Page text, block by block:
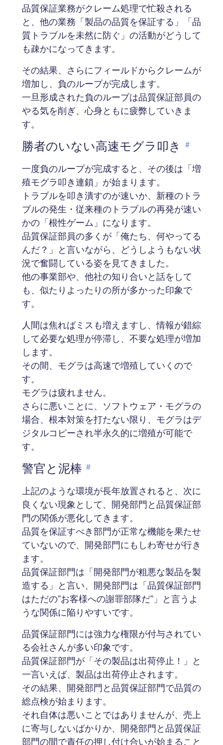
品質保証業務がクレーム処理で忙殺される
と、他の業務「製品の品質を保証する」「品
質トラブルを未然に防ぐ」の活動がどうして
も疎かになってきます。
その結果、さらにフィールドからクレームが
増加し、負のループが完成します。
一旦形成された負のループは品質保証部員の
やる気を削ぎ、心身ともに疲弊していきま
す。
勝者のいない高速モグラ叩き #
一度負のループが完成すると、その後は「増
殖モグラ叩き連鎖」が始まります。
トラブルを叩き潰すのが速いか、新種のトラ
ブルの発生・従来種のトラブルの再発が速い
かの「根性ゲーム」になります。
品質保証部員の多くが「俺たち、何やってる
んだ？」と言いながら、どうしようもない状
況で奮闘している姿を見てきました。
他の事業部や、他社の知り合いと話をして
も、似たりよったりの所が多かった印象で
す。
人間は焦ればミスも増えますし、情報が錯綜
して必要な処理が停滞し、不要な処理が増加
します。
その間、モグラは高速で増殖していくので
す。
モグラは疲れません。
さらに悪いことに、ソフトウェア・モグラの
場合、根本対策を打たない限り、モグラはデ
ジタルコピーされ半永久的に増殖が可能で
す。
警官と泥棒 #
上記のような環境が長年放置されると、次に
良くない現象として、開発部門と品質保証部
門の関係が悪化してきます。
品質を保証すべき部門が正常な機能を果たせ
ていないので、開発部門にもしわ寄せが行き
ます。
品質保証部門は「開発部門が粗悪な製品を製
造する」と言い、開発部門は「品質保証部門
はただの”お客様への謝罪部隊だ”」と言うよ
うな関係に陥りやすいです。
品質保証部門には強力な権限が付与されてい
る会社さんが多い印象です。
品質保証部門が「その製品は出荷停止！」と
一言いえば、製品は出荷停止されます。
その結果、開発部門と品質保証部門で品質の
総点検が始まります。
それ自体は悪いことではありませんが、売上
に寄与しないばかりか、開発部門と品質保証
部門の間で責任の押し付け合いが始まること